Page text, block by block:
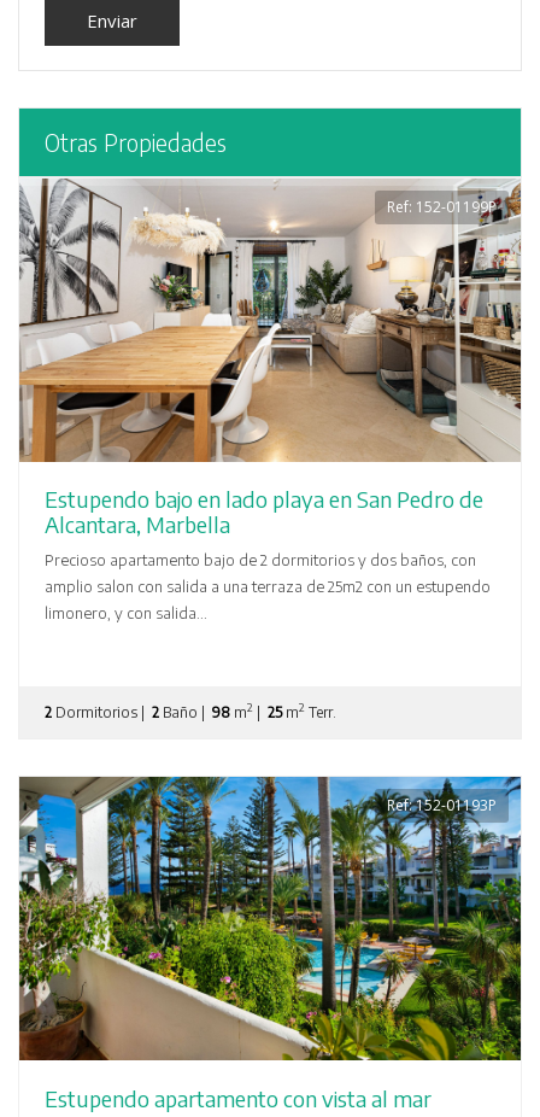
Otras Propiedades
Ref: 152-01199P
Estupendo bajo en lado playa en San Pedro de
Alcantara, Marbella
Precioso apartamento bajo de 2 dormitorios y dos baños, con
amplio salon con salida a una terraza de 25m2 con un estupendo
limonero, y con salida...
2Dormitorios | 2Baño | 98m2| 25m2Terr.
Ref: 152-01193P
Estupendo apartamento con vista al mar